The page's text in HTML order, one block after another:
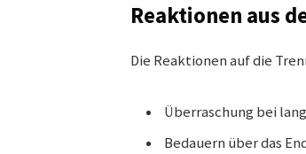
Reaktionen aus
Die Reaktionen auf die
Überraschung bei
Bedauern über das